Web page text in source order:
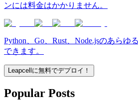
ンには料金はかかりません。
Python、Go、Rust、Node.jsのあらゆ
できます。
Leapcellに無料でデプロイ！
Popular Posts